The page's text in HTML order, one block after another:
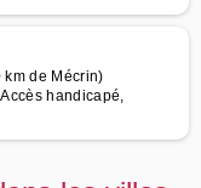
de Mécrin)
handicapé,